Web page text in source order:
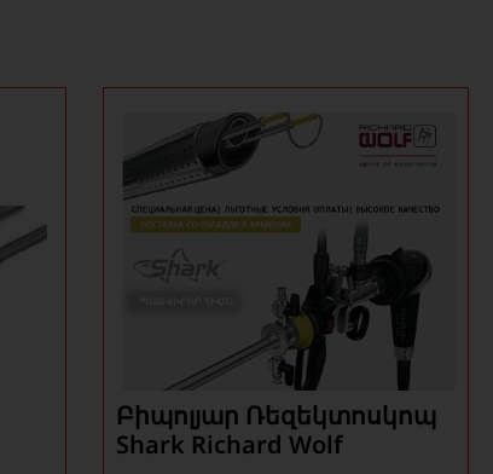
Բիպոլյար Ռեզեկտոսկոպ
Shark Richard Wolf